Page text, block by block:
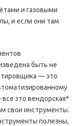
и газовыми
и если они там
быть не
— это
это вендорская*
свои инструменты.
полезны,